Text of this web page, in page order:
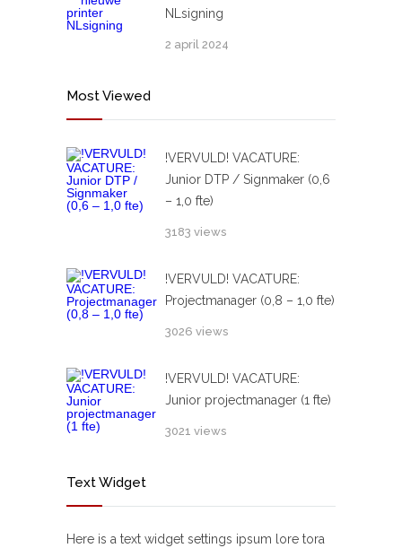
NLsigning
2 april 2024
Most Viewed
!VERVULD! VACATURE:
Junior DTP / Signmaker (0,6
– 1,0 fte)
3183 views
!VERVULD! VACATURE:
Projectmanager (0,8 – 1,0 fte)
3026 views
!VERVULD! VACATURE:
Junior projectmanager (1 fte)
3021 views
Text Widget
Here is a text widget settings ipsum lore tora